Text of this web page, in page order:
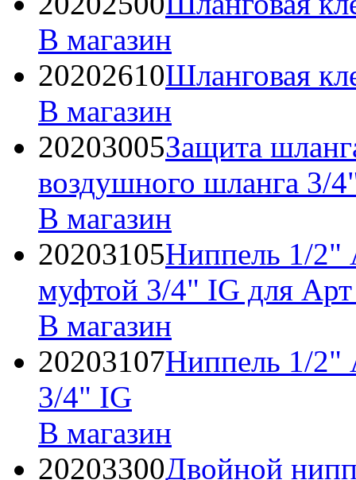
В магазин
20202610Шланговая
В магазин
20203005Защита
воздушного шланга 3/
В магазин
20203105Ниппель 1/2"
муфтой 3/4" IG для
В магазин
20203107Ниппель 1/2"
3/4" IG
В магазин
20203300Двойной